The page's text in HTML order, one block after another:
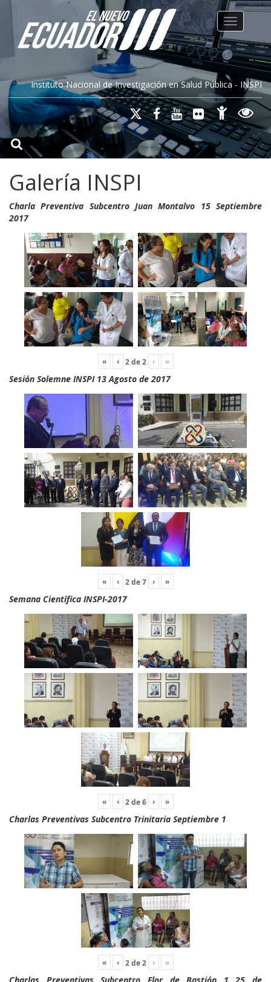
Instituto Nacional de Investigación en Salud Pública - INSPI
Toggle
Galería INSPI
Charla Preventiva Subcentro Juan Montalvo 15 Septiembre
2017
« ‹ 2de2 › »
Sesión Solemne INSPI 13 Agosto de 2017
« ‹ 2de7 › »
Semana Científica INSPI-2017
« ‹ 2de6 › »
Charlas Preventivas Subcentro Trinitaria Septiembre 1
« ‹ 2de2 › »